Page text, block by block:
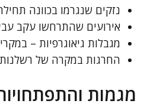
נזקים שנגרמו בכוונה
אירועים שהתרחשו עקב
מגבלות גיאוגרפיות –
החרגות במקרה של רשלנות
מגמות